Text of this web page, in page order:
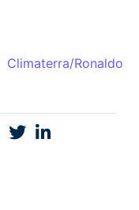
Climaterra/Ronaldo